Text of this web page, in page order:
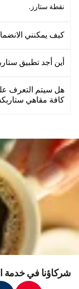
نقطة ستارز.
كيف يمكنني
أين أجد تطبيق
هل سيتم التعرف
كافة مقاهي
شركاؤنا في خدمة